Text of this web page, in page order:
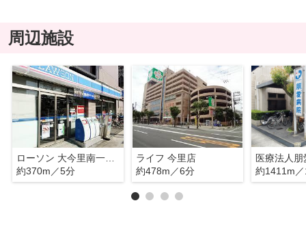
周辺施設
ローソン 大今里南一丁目店
約370m／5分
ライフ 今里店
約478m／6分
医療法人朋
約1411m